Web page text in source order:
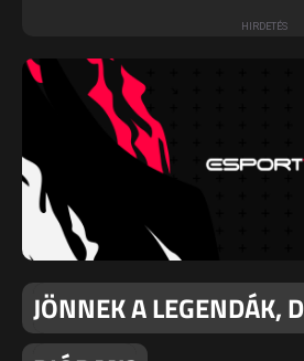
JÖNNEK A LEGENDÁK,